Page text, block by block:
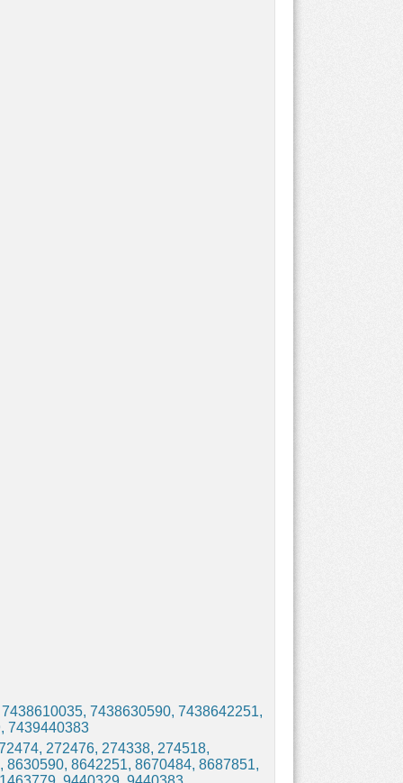
7438630590, 7438642251,
7439440383
272476, 274338, 274518,
8642251, 8670484, 8687851,